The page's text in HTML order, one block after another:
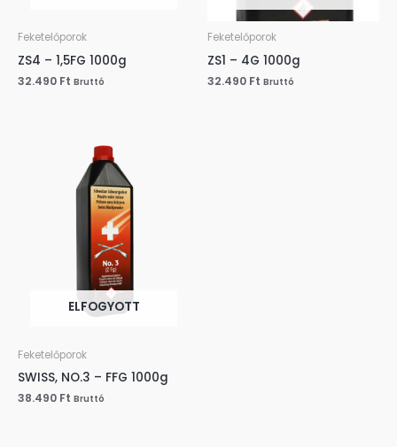
Feketelőporok
ZS4 – 1,5FG 1000g
32.490 Ft Bruttó
Feketelőporok
ZS1 – 4G 1000g
32.490 Ft Bruttó
ELFOGYOTT
Feketelőporok
SWISS, NO.3 – FFG 1000g
38.490 Ft Bruttó